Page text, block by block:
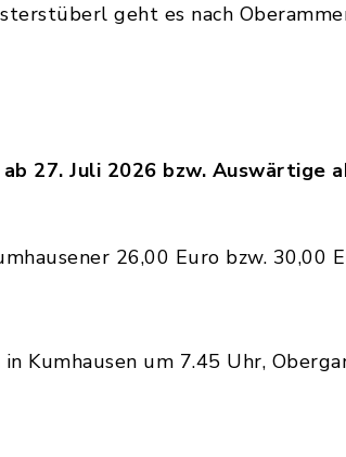
geht es nach
27. Juli 2026 bzw. Auswärtige
26,00 Euro bzw. 30,00
Kumhausen um 7.45 Uhr,